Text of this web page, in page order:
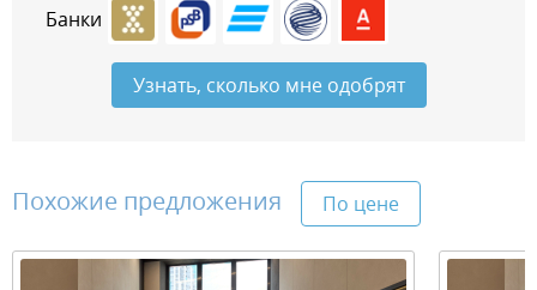
Банки
Узнать, сколько мне одобрят
Похожие предложения По цене